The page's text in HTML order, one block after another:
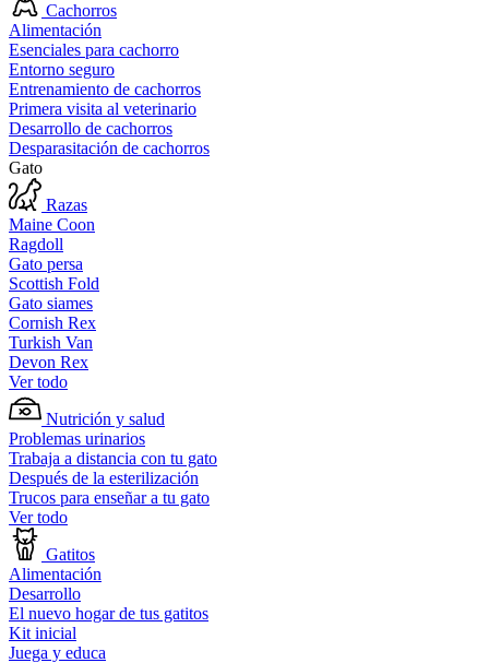
Cachorros
Alimentación
Esenciales para cachorro
Entorno seguro
Entrenamiento de cachorros
Primera visita al veterinario
Desarrollo de cachorros
Desparasitación de cachorros
Gato
Razas
Maine Coon
Ragdoll
Gato persa
Scottish Fold
Gato siames
Cornish Rex
Turkish Van
Devon Rex
Ver todo
Nutrición y salud
Problemas urinarios
Trabaja a distancia con tu gato
Después de la esterilización
Trucos para enseñar a tu gato
Ver todo
Gatitos
Alimentación
Desarrollo
El nuevo hogar de tus gatitos
Kit inicial
Juega y educa